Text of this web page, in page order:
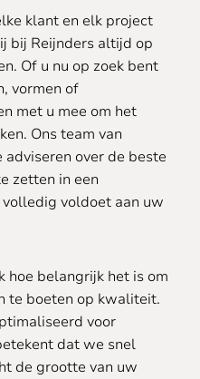
klant en elk project
bij Reijnders altijd op
Of u nu op zoek bent
vormen of
met u mee om het
Ons team van
over de beste
zetten in een
voldoet aan uw
hoe belangrijk het is om
te boeten op kwaliteit.
voor
dat we snel
de grootte van uw